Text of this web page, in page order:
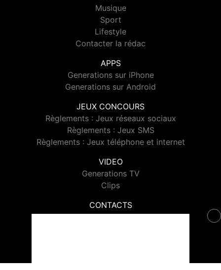
Musique
Sport
Lifestyle
Contacter la rédac
APPS
Generations sur iPhone
Generations sur Android
JEUX CONCOURS
Règlements : Jeux réseaux sociaux
Règlements : Jeux SMS
Règlements : Jeux téléphone et internet
VIDEO
Generations TV
Clips
CONTACTS
Contacter Generations